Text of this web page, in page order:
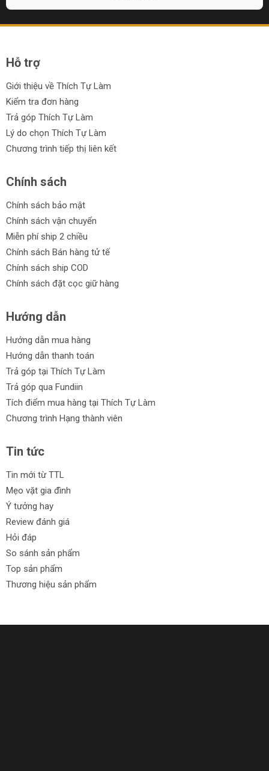
Hỗ trợ
Giới thiệu về Thích Tự Làm
Kiểm tra đơn hàng
Trả góp Thích Tự Làm
Lý do chọn Thích Tự Làm
Chương trình tiếp thị liên kết
Chính sách
Chính sách bảo mật
Chính sách vận chuyển
Miễn phí ship 2 chiều
Chính sách Bán hàng tử tế
Chính sách ship COD
Chính sách đặt cọc giữ hàng
Hướng dẫn
Hướng dẫn mua hàng
Hướng dẫn thanh toán
Trả góp tại Thích Tự Làm
Trả góp qua Fundiin
Tích điểm mua hàng tại Thích Tự Làm
Chương trình Hạng thành viên
Tin tức
Tin mới từ TTL
Mẹo vặt gia đình
Ý tưởng hay
Review đánh giá
Hỏi đáp
So sánh sản phẩm
Top sản phẩm
Thương hiệu sản phẩm